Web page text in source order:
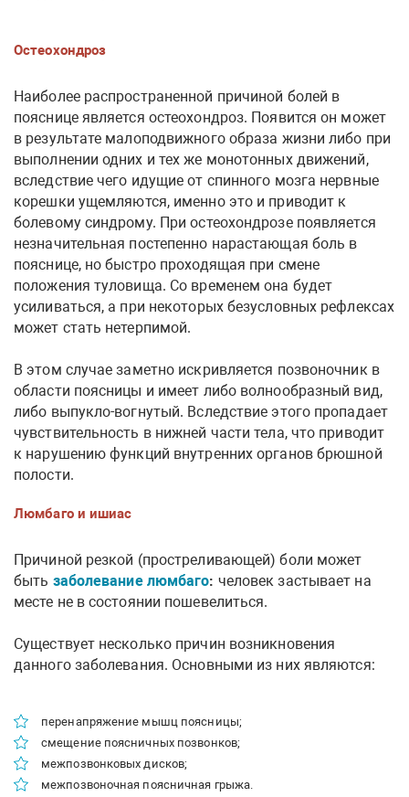
Остеохондроз
Наиболее распространенной причиной болей в
пояснице является остеохондроз. Появится он может
в результате малоподвижного образа жизни либо при
выполнении одних и тех же монотонных движений,
вследствие чего идущие от спинного мозга нервные
корешки ущемляются, именно это и приводит к
болевому синдрому. При остеохондрозе появляется
незначительная постепенно нарастающая боль в
пояснице, но быстро проходящая при смене
положения туловища. Со временем она будет
усиливаться, а при некоторых безусловных рефлексах
может стать нетерпимой.
В этом случае заметно искривляется позвоночник в
области поясницы и имеет либо волнообразный вид,
либо выпукло-вогнутый. Вследствие этого пропадает
чувствительность в нижней части тела, что приводит
к нарушению функций внутренних органов брюшной
полости.
Люмбаго и ишиас
Причиной резкой (простреливающей) боли может
быть заболевание люмбаго: человек застывает на
месте не в состоянии пошевелиться.
Существует несколько причин возникновения
данного заболевания. Основными из них являются:
перенапряжение мышц поясницы;
смещение поясничных позвонков;
межпозвонковых дисков;
межпозвоночная поясничная грыжа.